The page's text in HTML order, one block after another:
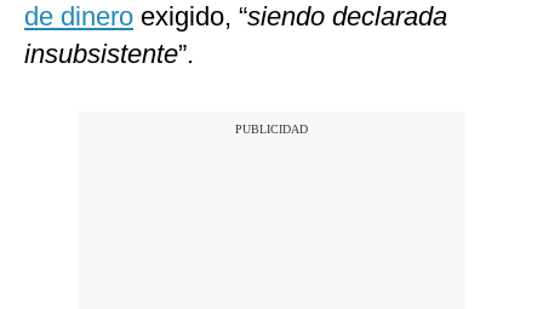
de dinero exigido, “siendo declarada
insubsistente”.